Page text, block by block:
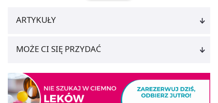
ARTYKUŁY
MOŻE CI SIĘ PRZYDAĆ